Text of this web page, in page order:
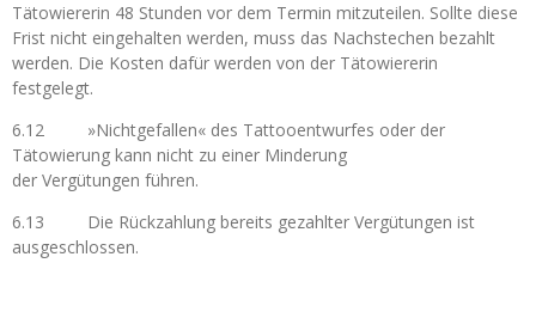
Tätowiererin 48 Stunden vor dem Termin mitzuteilen. Sollte diese
Frist nicht eingehalten werden, muss das Nachstechen bezahlt
werden. Die Kosten dafür werden von der Tätowiererin
festgelegt.
6.12 »Nichtgefallen« des Tattooentwurfes oder der
Tätowierung kann nicht zu einer Minderung
der Vergütungen führen.
6.13 Die Rückzahlung bereits gezahlter Vergütungen ist
ausgeschlossen.